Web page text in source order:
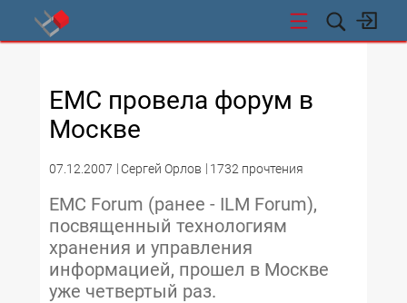
EMC провела форум в
Москве
07.12.2007 Сергей Орлов 1732 прочтения
EMC Forum (ранее - ILM Forum),
посвященный технологиям
хранения и управления
информацией, прошел в Москве
уже четвертый раз.